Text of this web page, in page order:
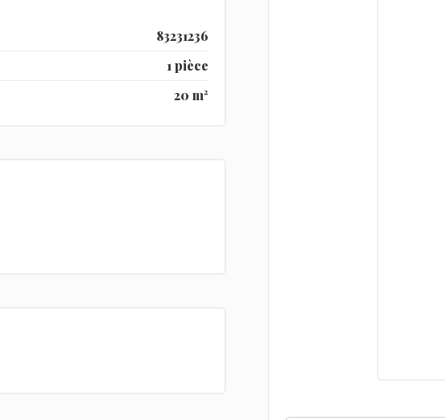
83231236
1 pièce
20 m²